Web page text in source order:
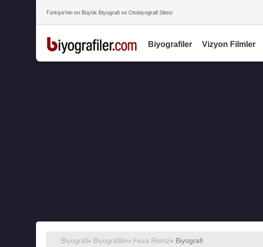
Türkiye’nin en Büyük Biyografi ve Otobiyografi Sitesi
Biyografiler Vizyon Filmler
Biyografi› Biyografiler› Feza Remzi› Biyografi